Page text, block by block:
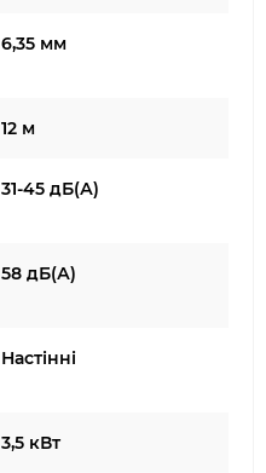
6,35 мм
12 м
31-45 дБ(А)
58 дБ(А)
Настінні
3,5 кВт